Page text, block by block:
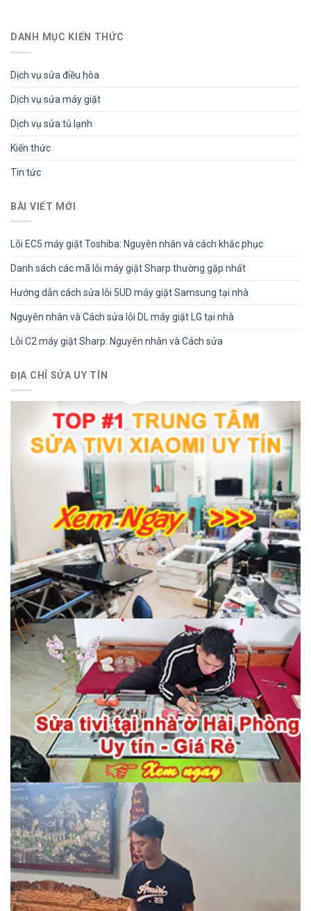
DANH MỤC KIẾN THỨC
Dịch vụ sửa điều hòa
Dịch vụ sửa máy giặt
Dịch vụ sửa tủ lạnh
Kiến thức
Tin tức
BÀI VIẾT MỚI
Lỗi EC5 máy giặt Toshiba: Nguyên nhân và cách khắc phục
Danh sách các mã lỗi máy giặt Sharp thường gặp nhất
Hướng dẫn cách sửa lỗi 5UD máy giặt Samsung tại nhà
Nguyên nhân và Cách sửa lỗi DL máy giặt LG tại nhà
Lỗi C2 máy giặt Sharp: Nguyên nhân và Cách sửa
ĐỊA CHỈ SỬA UY TÍN